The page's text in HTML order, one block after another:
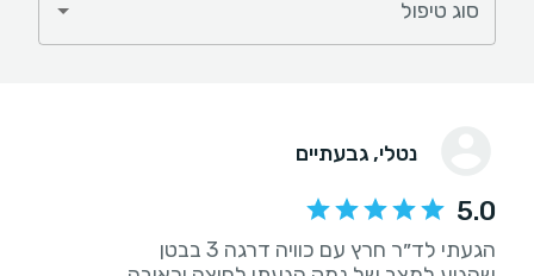
סוג טיפול
נטלי, גבעתיים
5.0